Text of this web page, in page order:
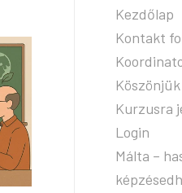
Kezdőlap
Kontakt
Kurzusra
Login
Málta –